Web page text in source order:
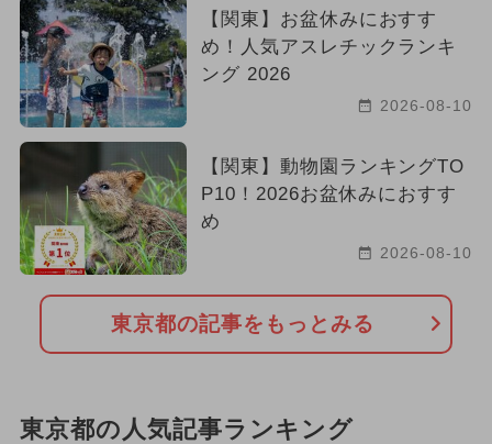
【関東】お盆休みにおすす
め！人気アスレチックランキ
ング 2026
2026-08-10
【関東】動物園ランキングTO
P10！2026お盆休みにおすす
め
2026-08-10
東京都の記事をもっとみる
東京都の人気記事ランキング